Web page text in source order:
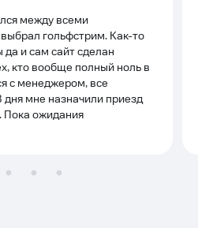
между всеми
гольфстрим. Как-то
и сам сайт сделан
кто вообще полный ноль в
с менеджером, все
дня мне назначили приезд
Пока ожидания